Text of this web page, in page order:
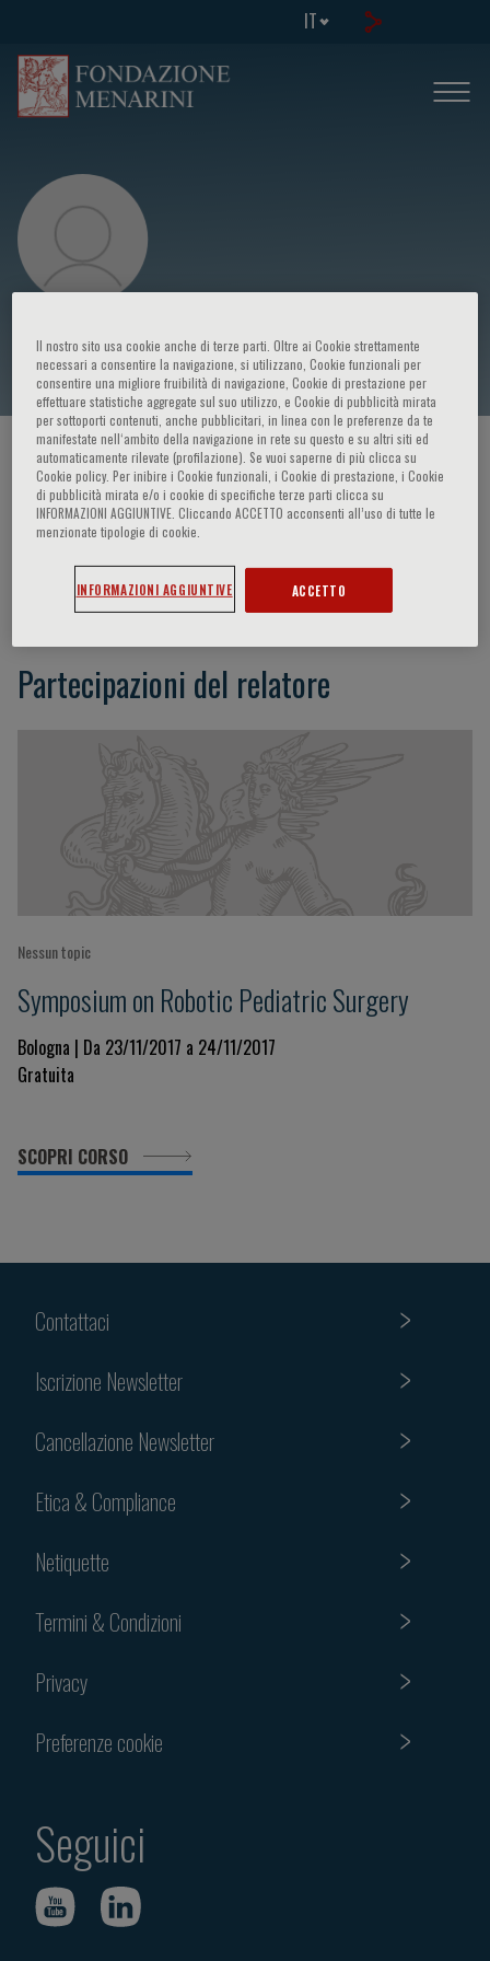
IT
Sabine Sarnacki
HOME PAGE / CORSI ED EVENTI / RELATORE
Sabine Sarnacki
Partecipazioni del relatore
Nessun topic
Symposium on Robotic Pediatric Surgery
Bologna | Da 23/11/2017 a 24/11/2017
Gratuita
SCOPRI CORSO
Contattaci
Iscrizione Newsletter
Cancellazione Newsletter
Etica & Compliance
Netiquette
Termini & Condizioni
Privacy
Preferenze cookie
Seguici
Il nostro sito usa cookie anche di terze parti. Oltre ai Cookie strettamente
necessari a consentire la navigazione, si utilizzano, Cookie funzionali per
consentire una migliore fruibilità di navigazione, Cookie di prestazione per
effettuare statistiche aggregate sul suo utilizzo, e Cookie di pubblicità mirata
per sottoporti contenuti, anche pubblicitari, in linea con le preferenze da te
manifestate nell‘ambito della navigazione in rete su questo e su altri siti ed
automaticamente rilevate (profilazione). Se vuoi saperne di più clicca su
Cookie policy. Per inibire i Cookie funzionali, i Cookie di prestazione, i Cookie
di pubblicità mirata e/o i cookie di specifiche terze parti clicca su
INFORMAZIONI AGGIUNTIVE. Cliccando ACCETTO acconsenti all’uso di tutte le
menzionate tipologie di cookie.
INFORMAZIONI AGGIUNTIVE ACCETTO